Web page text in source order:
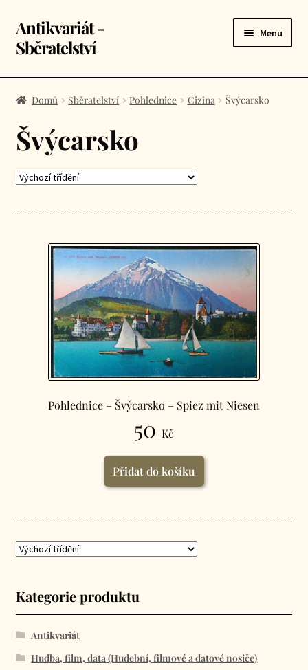
Přeskočit
na
Přejít
k
webu
Antikvariát -
Sběratelství
Menu
Úvodní stránka
Košík
Domů Sběratelství Pohlednice Cizina Švýcarsko
Švýcarsko
Pohlednice – Švýcarsko – Spiez mit Niesen
50 Kč
Přidat do košíku
Kategorie produktu
Antikvariát
Hudba, film, data (Hudební, filmové a datové nosiče)